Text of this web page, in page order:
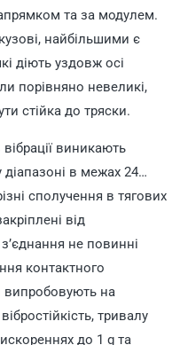
та за модулем.
найбільшими є
діють уздовж осі
порівняно невеликі,
стійка до тряски.
виникають
в межах 24…
сполучення в тягових
від
не повинні
контактного
випробовують на
тривалу
до 1 g та